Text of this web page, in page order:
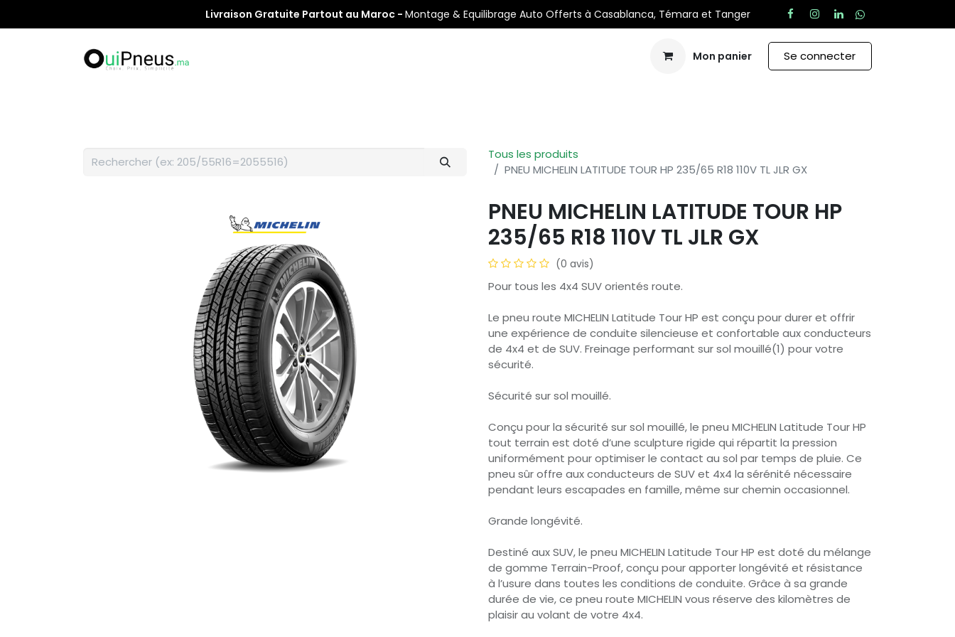
Livraison Gratuite Partout au Maroc - Montage & Equilibrage Auto Offerts à Casablanca, Témara et Tanger
Mon panier Se connecter
Tous les produits
PNEU MICHELIN LATITUDE TOUR HP 235/65 R18 110V TL JLR GX
PNEU MICHELIN LATITUDE TOUR HP
235/65 R18 110V TL JLR GX
(0 avis)
Pour tous les 4x4 SUV orientés route.
Le pneu route MICHELIN Latitude Tour HP est conçu pour durer et offrir
une expérience de conduite silencieuse et confortable aux conducteurs
de 4x4 et de SUV. Freinage performant sur sol mouillé(1) pour votre
sécurité.
Sécurité sur sol mouillé.
Conçu pour la sécurité sur sol mouillé, le pneu MICHELIN Latitude Tour HP
tout terrain est doté d’une sculpture rigide qui répartit la pression
uniformément pour optimiser le contact au sol par temps de pluie. Ce
pneu sûr offre aux conducteurs de SUV et 4x4 la sérénité nécessaire
pendant leurs escapades en famille, même sur chemin occasionnel.
Grande longévité.
Destiné aux SUV, le pneu MICHELIN Latitude Tour HP est doté du mélange
de gomme Terrain-Proof, conçu pour apporter longévité et résistance
à l’usure dans toutes les conditions de conduite. Grâce à sa grande
durée de vie, ce pneu route MICHELIN vous réserve des kilomètres de
plaisir au volant de votre 4x4.